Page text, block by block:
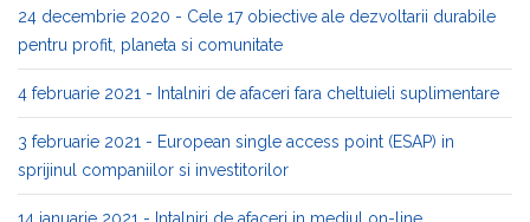
24 decembrie 2020 - Cele 17 obiective ale dezvoltarii durabile
pentru profit, planeta si comunitate
4 februarie 2021 - Intalniri de afaceri fara cheltuieli suplimentare
3 februarie 2021 - European single access point (ESAP) in
sprijinul companiilor si investitorilor
14 ianuarie 2021 - Intalniri de afaceri in mediul on-line